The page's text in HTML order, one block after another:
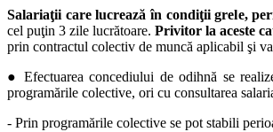
Salariaţii care lucrează în condiţii grele,
cel puţin 3 zile lucrătoare.Privitor la aceste
prin contractul colectiv de muncă aplicabil şi
● Efectuarea concediului de odihnă se
programările colective, ori cu consultarea
- Prin programările colective se pot stabili